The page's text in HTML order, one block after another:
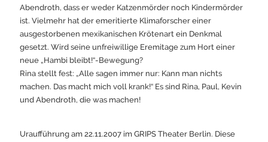
Abendroth, dass er weder Katzenmörder noch Kindermörder
ist. Vielmehr hat der emeritierte Klimaforscher einer
ausgestorbenen mexikanischen Krötenart ein Denkmal
gesetzt. Wird seine unfreiwillige Eremitage zum Hort einer
neue „Hambi bleibt!“-Bewegung?
Rina stellt fest: „Alle sagen immer nur: Kann man nichts
machen. Das macht mich voll krank!“ Es sind Rina, Paul, Kevin
und Abendroth, die was machen!
Uraufführung am 22.11.2007 im GRIPS Theater Berlin. Diese